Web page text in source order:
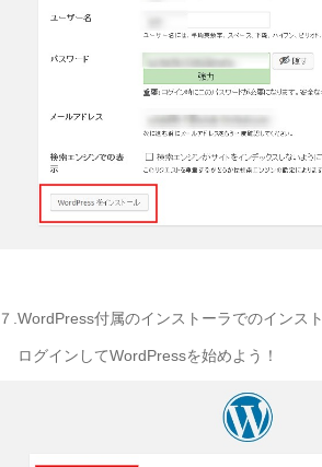
７.WordPress付属のインストーラでのインス
ログインしてWordPressを始めよう！